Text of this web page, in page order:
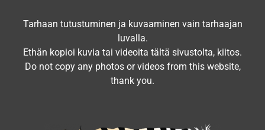
Tarhaan tutustuminen ja kuvaaminen vain tarhaajan
luvalla.
Ethän kopioi kuvia tai videoita tältä sivustolta, kiitos.
Do not copy any photos or videos from this website,
thank you.